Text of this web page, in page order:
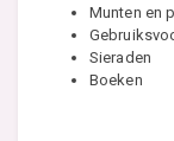
Munten en
Sieraden
Boeken